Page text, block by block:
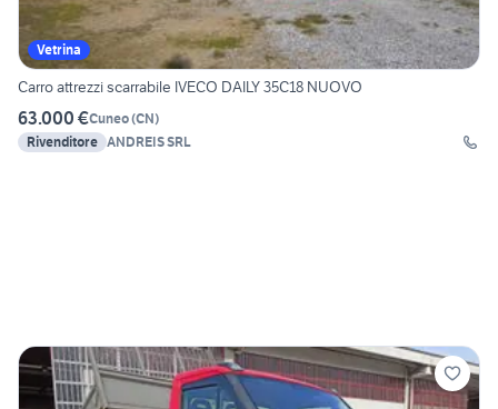
Vetrina
Carro attrezzi scarrabile IVECO DAILY 35C18 NUOVO
63.000 €Cuneo(CN)
Rivenditore ANDREIS SRL